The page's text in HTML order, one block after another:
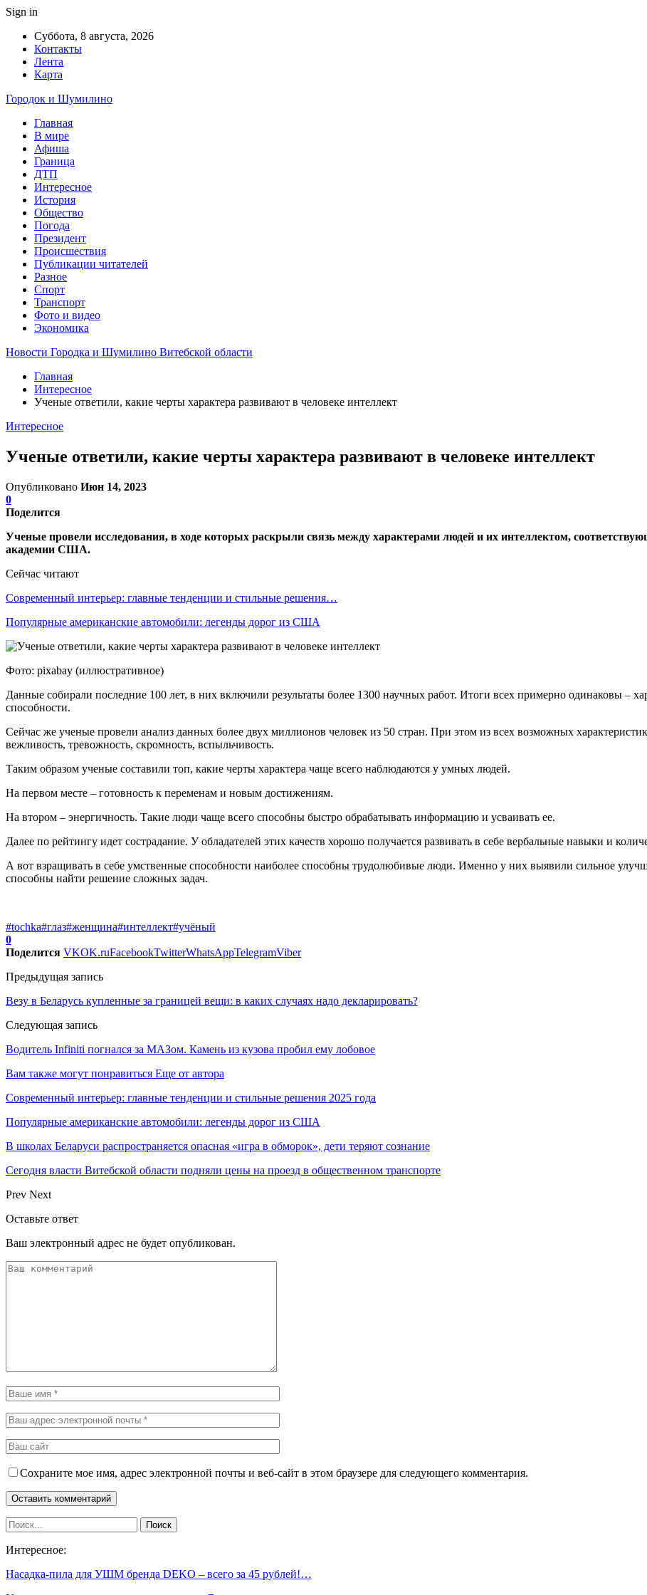
Sign in
Суббота, 8 августа, 2026
Контакты
Лента
Карта
Городок и Шумилино
Главная
В мире
Афиша
Граница
ДТП
Интересное
История
Общество
Погода
Президент
Происшествия
Публикации читателей
Разное
Спорт
Транспорт
Фото и видео
Экономика
Новости Городка и Шумилино Витебской области
Главная
Интересное
Ученые ответили, какие черты характера развивают в человеке интеллект
Интересное
Ученые ответили, какие черты характера развивают в человеке интеллект
Опубликовано Июн 14, 2023
0
Поделится
Ученые провели исследования, в ходе которых раскрыли связь между характерами людей и их интеллектом,
академии США.
Сейчас читают
Современный интерьер: главные тенденции и стильные решения…
Популярные американские автомобили: легенды дорог из США
Фото: pixabay (иллюстративное)
Данные собирали последние 100 лет, в них включили результаты более 1300 научных работ. Итоги всех примерно одинаковы –
способности.
Сейчас же ученые провели анализ данных более двух миллионов человек из 50 стран. При этом из всех возможных
вежливость, тревожность, скромность, вспыльчивость.
Таким образом ученые составили топ, какие черты характера чаще всего наблюдаются у умных людей.
На первом месте – готовность к переменам и новым достижениям.
На втором – энергичность. Такие люди чаще всего способны быстро обрабатывать информацию и усваивать ее.
Далее по рейтингу идет сострадание. У обладателей этих качеств хорошо получается развивать в себе вербальные навыки и
А вот взращивать в себе умственные способности наиболее способны трудолюбивые люди. Именно у них выявили сильное
способны найти решение сложных задач.
#tochka#глаз#женщина#интеллект#учёный
0
Поделится VKOK.ruFacebookTwitterWhatsAppTelegramViber
Предыдущая запись
Везу в Беларусь купленные за границей вещи: в каких случаях надо декларировать?
Следующая запись
Водитель Infiniti погнался за МАЗом. Камень из кузова пробил ему лобовое
Вам также могут понравиться Еще от автора
Современный интерьер: главные тенденции и стильные решения 2025 года
Популярные американские автомобили: легенды дорог из США
В школах Беларуси распространяется опасная «игра в обморок», дети теряют сознание
Сегодня власти Витебской области подняли цены на проезд в общественном транспорте
Prev Next
Оставьте ответ
Ваш электронный адрес не будет опубликован.
Сохраните мое имя, адрес электронной почты и веб-сайт в этом браузере для следующего комментария.
Интересное:
Насадка-пила для УШМ бренда DEKO – всего за 45 рублей!…